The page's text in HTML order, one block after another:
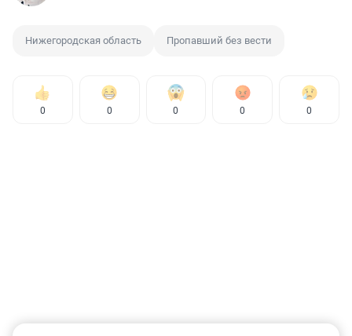
Нижегородская область Пропавший без вести
0 0 0 0 0